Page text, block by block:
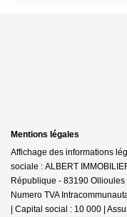
Mentions légales
Affichage des informations
sociale : ALBERT
République - 83190 Ollioules
Numero TVA
| Capital social : 10 000 |